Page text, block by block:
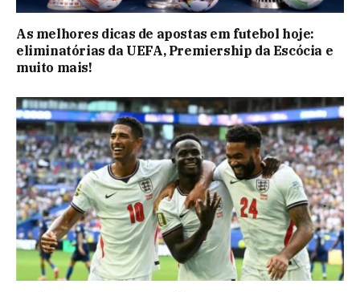
As melhores dicas de apostas em futebol hoje:
eliminatórias da UEFA, Premiership da Escócia e
muito mais!